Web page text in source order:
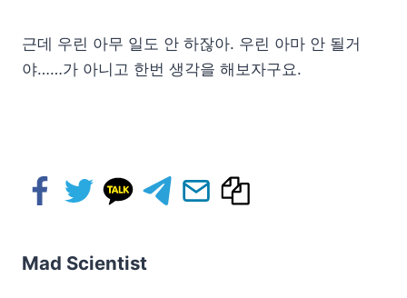
근데 우린 아무 일도 안 하잖아. 우린 아마 안 될거
야……가 아니고 한번 생각을 해보자구요.
Mad Scientist